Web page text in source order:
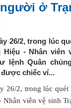
ở
26/2, trong lúc
Hiệu - Nhân viên
lệnh Quân
chiếc ví...
26/2, trong lúc
viên vệ sinh